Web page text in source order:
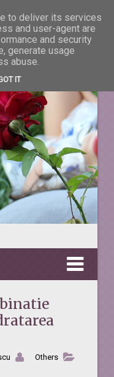
VIAŢA.
Others
to deliver its services
and user-agent are
and security
generate usage
abuse.
IT